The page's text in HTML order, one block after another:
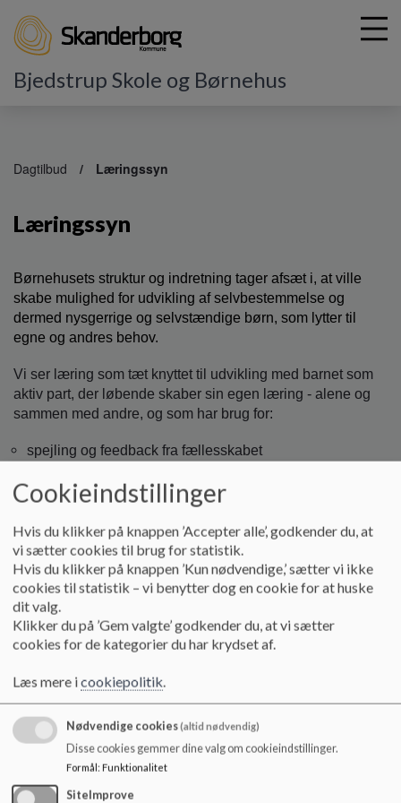
e
Bjedstrup Skole og Børnehus
Dagtilbud Læringssyn
Læringssyn
Børnehusets struktur og indretning tager afsæt i, at ville
skabe mulighed for udvikling af selvbestemmelse og
dermed nysgerrige og selvstændige børn, som lytter til
egne og andres behov.
Vi ser læring som tæt knyttet til udvikling med barnet som
aktiv part, der løbende skaber sin egen læring - alene og
sammen med andre, og som har brug for:
spejling og feedback fra fællesskabet
at få skabt motivation til at indtage ny næring og
tid og rum for refleksion
tid til at begribe – øve – kunne
Læringsrum
inkluderende børnemiljø.
I vores daglige pædagogiske arbejde har vi fokus på at
skabe udviklingsmuligheder for alle børn i gruppen, hvor
det enkelte barn/familie og den aktuelle børnegruppe er i
spil – ud fra en balance mellem et aldersblandet
Vi lægger stor vægt på udeliv, hvor natur, motorik og leg
Cookieindstillinger
Hvis du klikker på knappen ’Accepter alle’, godkender du, at
vi sætter cookies til brug for statistik.
Hvis du klikker på knappen ’Kun nødvendige,’ sætter vi ikke
cookies til statistik – vi benytter dog en cookie for at huske
dit valg.
Klikker du på ’Gem valgte’ godkender du, at vi sætter
cookies for de kategorier du har krydset af.
Læs mere icookiepolitik.
Nødvendige cookies(altid nødvendig)
Disse cookies gemmer dine valg om cookieindstillinger.
Formål: Funktionalitet
SiteImprove